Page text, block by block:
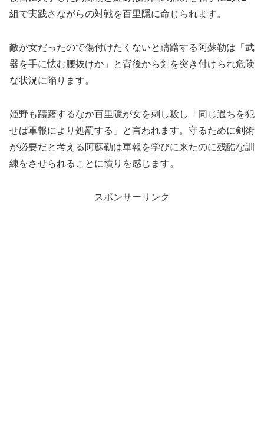
組で実践さながらの対戦を百里隱に命じられます。
敵が女だったので傷付けたくないと躊躇する阿蘇勒は「武
器を手に怯む腰抜けか」と背後から剣を突き付けられ危険
な状況に陥ります。
姫野も躊躇するなか百里隱が女を刺し殺し「同じ過ちを犯
せば軍報により処罰する」と言われます。守るために剣術
が必要だと考える阿蘇勒は軍報を学びに来たのに残酷な訓
練をさせられることに憤りを感じます。
スポンサーリンク